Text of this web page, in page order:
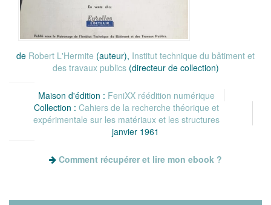
de Robert L'Hermite (auteur), Institut technique du bâtiment et
des travaux publics(directeur de collection)
Maison d'édition : FeniXX réédition numérique
Collection : Cahiers de la recherche théorique et
expérimentale sur les matériaux et les structures
janvier 1961
Comment récupérer et lire mon ebook ?